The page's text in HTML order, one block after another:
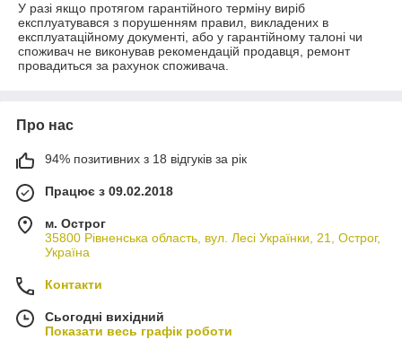
У разі якщо протягом гарантійного терміну виріб
експлуатувався з порушенням правил, викладених в
експлуатаційному документі, або у гарантійному талоні чи
споживач не виконував рекомендацій продавця, ремонт
Про нас
94% позитивних з 18 відгуків за рік
Працює з 09.02.2018
м. Острог
35800 Рівненська область, вул. Лесі Українки, 21, Острог,
Україна
Контакти
Сьогодні вихідний
Показати весь графік роботи